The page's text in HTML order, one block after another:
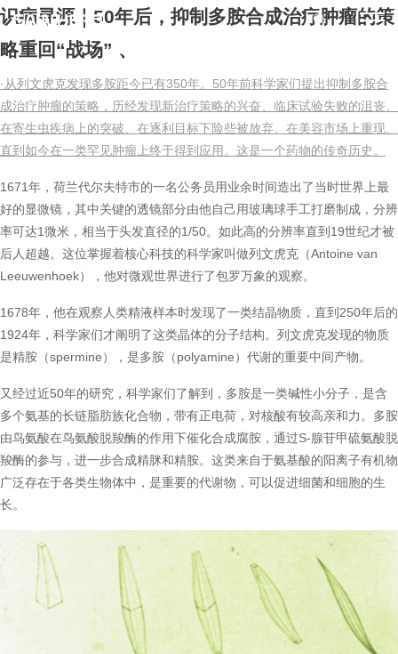
识病寻源｜50年后，抑制多胺合成治疗肿瘤的策
略重回“战场” 、
·从列文虎克发现多胺距今已有350年。50年前科学家们提出抑制多胺合
成治疗肿瘤的策略，历经发现新治疗策略的兴奋、临床试验失败的沮丧、
在寄生虫疾病上的突破、在逐利目标下险些被放弃、在美容市场上重现、
直到如今在一类罕见肿瘤上终于得到应用。这是一个药物的传奇历史。
1671年，荷兰代尔夫特市的一名公务员用业余时间造出了当时世界上最
好的显微镜，其中关键的透镜部分由他自己用玻璃球手工打磨制成，分辨
率可达1微米，相当于头发直径的1/50。如此高的分辨率直到19世纪才被
后人超越。这位掌握着核心科技的科学家叫做列文虎克（Antoine van
Leeuwenhoek），他对微观世界进行了包罗万象的观察。
1678年，他在观察人类精液样本时发现了一类结晶物质，直到250年后的
1924年，科学家们才阐明了这类晶体的分子结构。列文虎克发现的物质
是精胺（spermine），是多胺（polyamine）代谢的重要中间产物。
又经过近50年的研究，科学家们了解到，多胺是一类碱性小分子，是含
多个氨基的长链脂肪族化合物，带有正电荷，对核酸有较高亲和力。多胺
由鸟氨酸在鸟氨酸脱羧酶的作用下催化合成腐胺，通过S-腺苷甲硫氨酸脱
羧酶的参与，进一步合成精脒和精胺。这类来自于氨基酸的阳离子有机物
广泛存在于各类生物体中，是重要的代谢物，可以促进细菌和细胞的生
长。